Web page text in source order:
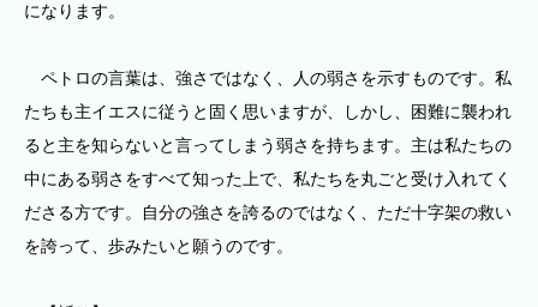
になります。
ペトロの言葉は、強さではなく、人の弱さを示すものです。私
たちも主イエスに従うと固く思いますが、しかし、困難に襲われ
ると主を知らないと言ってしまう弱さを持ちます。主は私たちの
中にある弱さをすべて知った上で、私たちを丸ごと受け入れてく
ださる方です。自分の強さを誇るのではなく、ただ十字架の救い
を誇って、歩みたいと願うのです。